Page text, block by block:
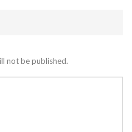
not be published.